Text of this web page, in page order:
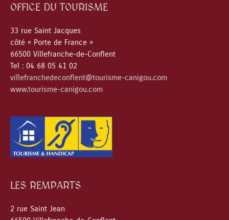
OFFICE DU TOURISME
33 rue Saint Jacques
côté « Porte de France »
66500 Villefranche-de-Conflent
Tel : 04 68 05 41 02
villefranchedeconflent@tourisme-canigou.com
www.tourisme-canigou.com
LES REMPARTS
2 rue Saint Jean